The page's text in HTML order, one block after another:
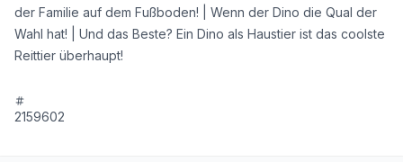
der Familie auf dem Fußboden! | Wenn der Dino die Qual der
Wahl hat! | Und das Beste? Ein Dino als Haustier ist das coolste
Reittier überhaupt!
2159602